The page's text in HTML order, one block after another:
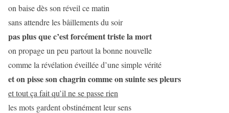
on baise dès son réveil ce matin
sans attendre les bâillements du soir
pas plus que c’est forcément triste la mort
on propage un peu partout la bonne nouvelle
comme la révélation éveillée d’une simple vérité
et on pisse son chagrin comme on suinte ses pleurs
et tout ça fait qu’il ne se passe rien
les mots gardent obstinément leur sens